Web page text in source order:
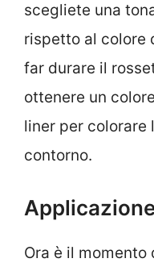
scegliete una
rispetto al colore
far durare il
ottenere un
liner per colorare
contorno.
Ora è il